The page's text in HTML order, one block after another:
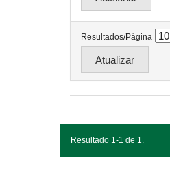
Resultados/Página
Resultado 1-1 de 1.